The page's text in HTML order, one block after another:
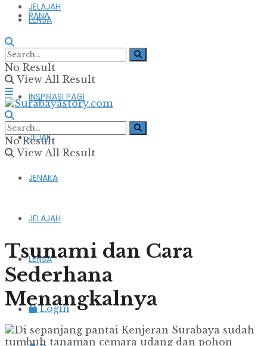
RANA
FIKSI & PUISI
INSPIRASI PAGI
JEJAK
JENAKA
JELAJAH
LENSA
Login
JELAJAH
LENSA
No Result
View All Result
No Result
View All Result
Tsunami dan Cara
Sederhana
Menangkalnya